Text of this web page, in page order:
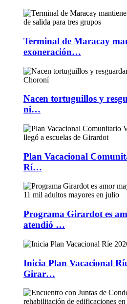
Terminal de Maracay
exoneración…
Nacen tortuguillos y
ni…
Plan Vacacional
Rí…
Programa Girardot es
atendió …
Inicia Plan Vacacional
Girar…